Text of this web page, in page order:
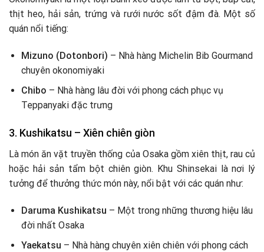
thịt heo, hải sản, trứng và rưới nước sốt đậm đà. Một số
quán nổi tiếng:
Mizuno (Dotonbori) – Nhà hàng Michelin Bib Gourmand
chuyên okonomiyaki
Chibo – Nhà hàng lâu đời với phong cách phục vụ
Teppanyaki đặc trưng
3. Kushikatsu – Xiên chiên giòn
Là món ăn vặt truyền thống của Osaka gồm xiên thịt, rau củ
hoặc hải sản tẩm bột chiên giòn. Khu Shinsekai là nơi lý
tưởng để thưởng thức món này, nổi bật với các quán như:
Daruma Kushikatsu – Một trong những thương hiệu lâu
đời nhất Osaka
Yaekatsu – Nhà hàng chuyên xiên chiên với phong cách